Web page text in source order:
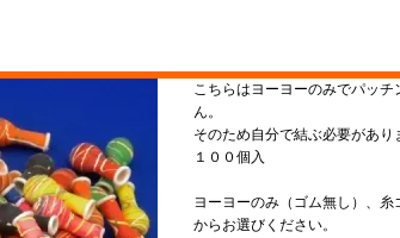
こちらはヨーヨーのみでパッチ
ん。
そのため自分で結ぶ必要があり
１００個入
ヨーヨーのみ（ゴム無し）、糸
からお選びください。